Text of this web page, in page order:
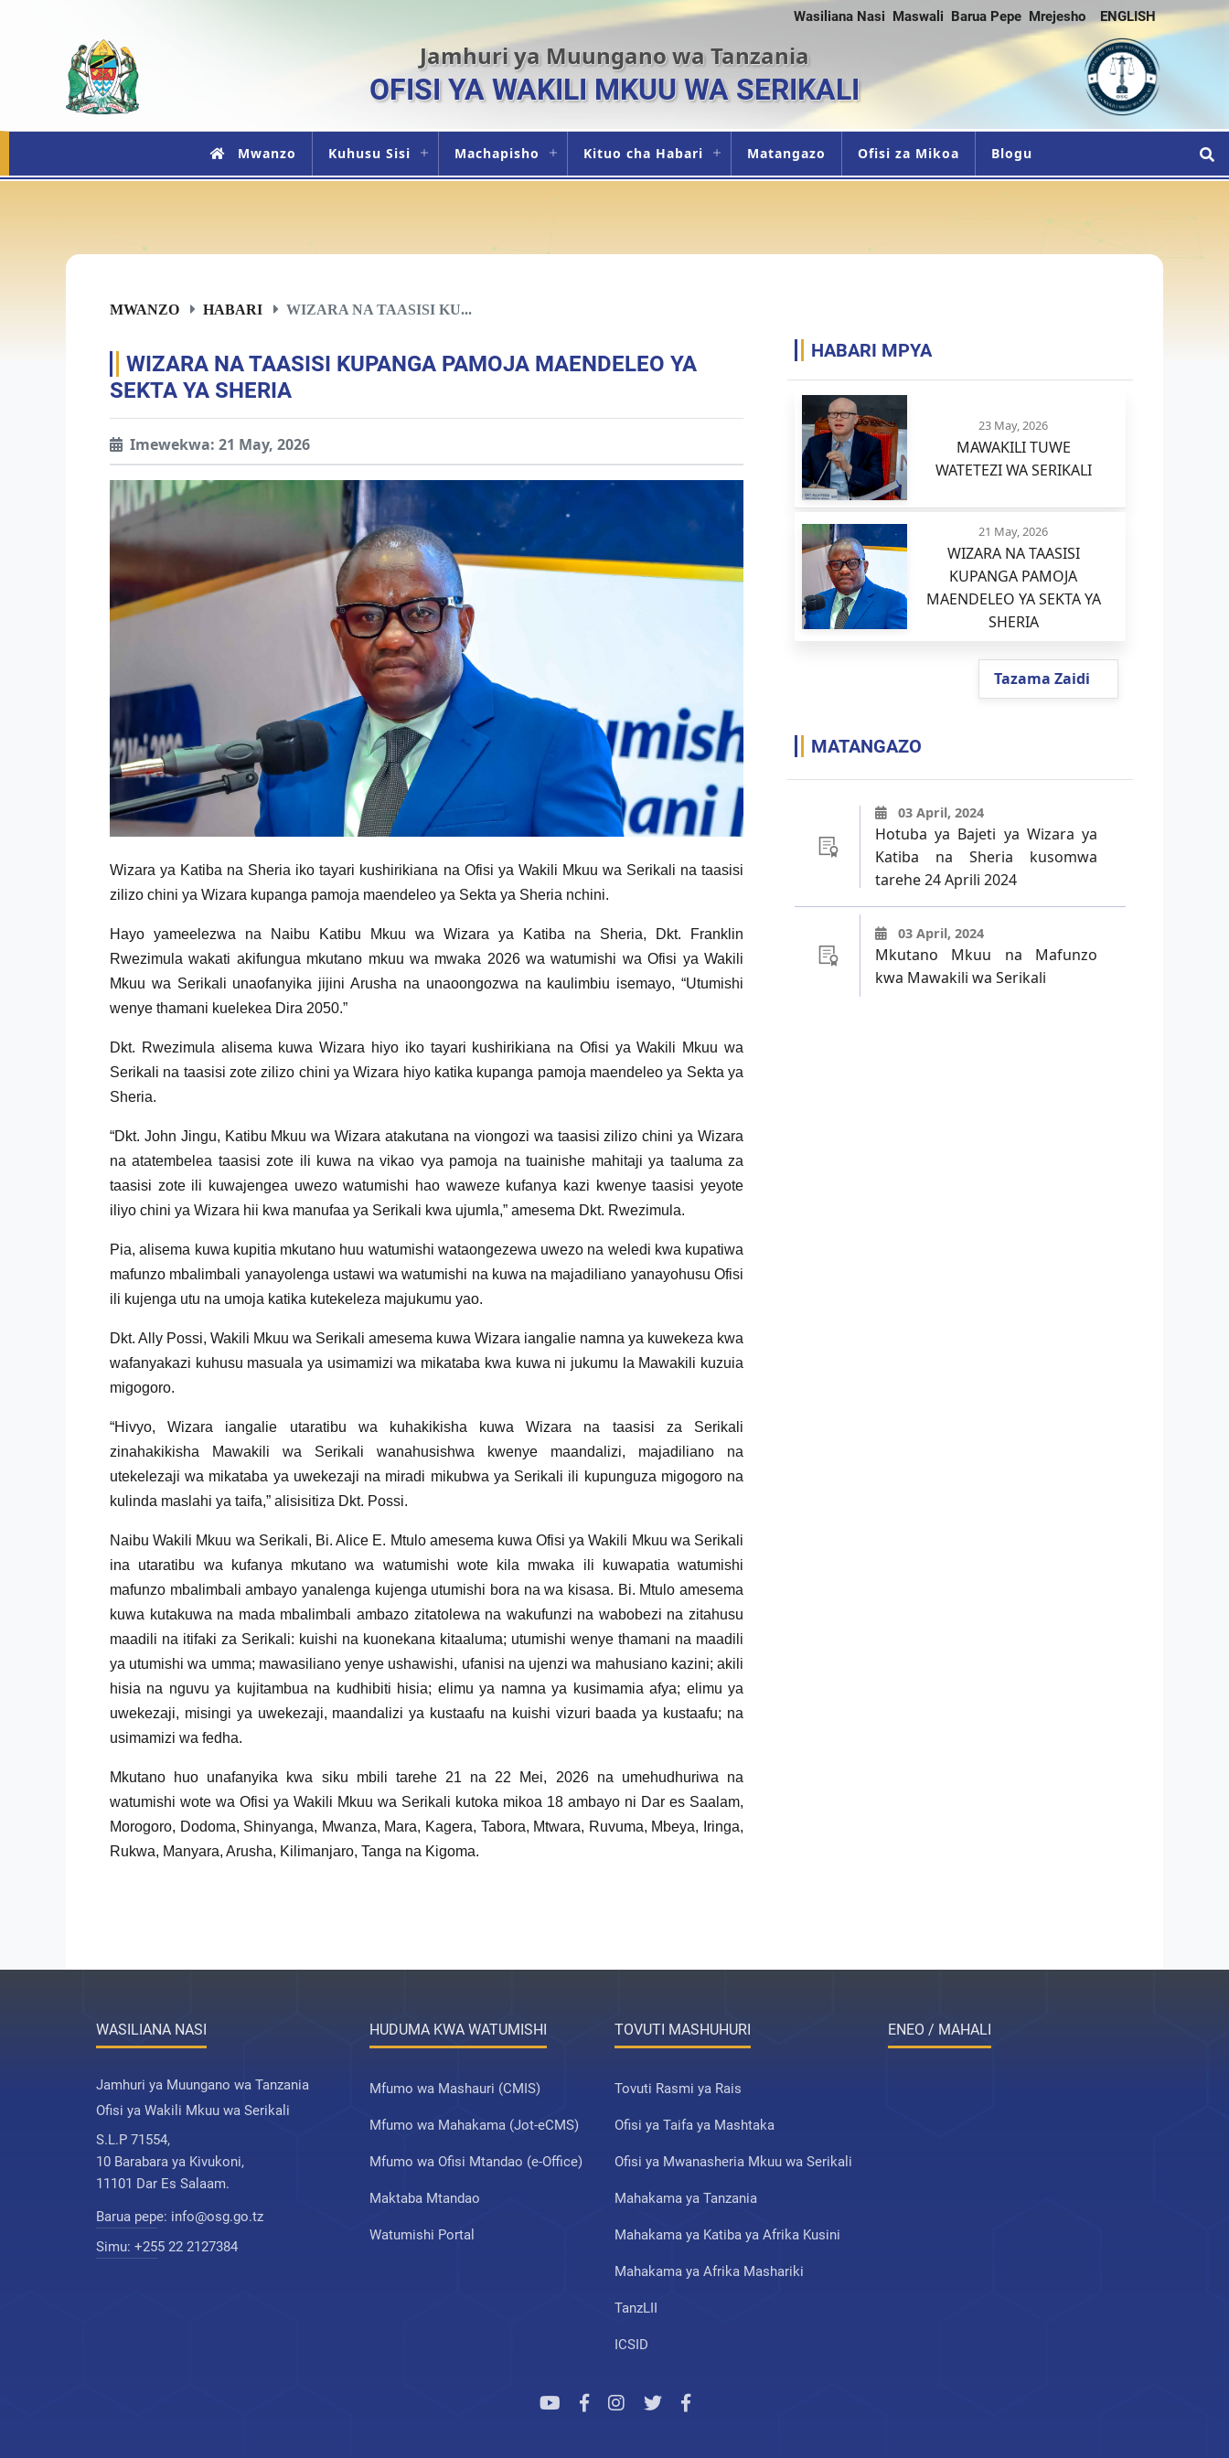
Wasiliana Nasi Maswali Barua Pepe Mrejesho ENGLISH
Jamhuri ya Muungano wa Tanzania
OFISI YA WAKILI MKUU WA SERIKALI
Mwanzo Kuhusu Sisi Machapisho Kituo cha Habari Matangazo Ofisi za Mikoa Blogu
MWANZO HABARI WIZARA NA TAASISI KU...
WIZARA NA TAASISI KUPANGA PAMOJA MAENDELEO YA
SEKTA YA SHERIA
Imewekwa: 21 May, 2026
Wizara ya Katiba na Sheria iko tayari kushirikiana na Ofisi ya Wakili Mkuu wa Serikali na taasisi
zilizo chini ya Wizara kupanga pamoja maendeleo ya Sekta ya Sheria nchini.
Hayo yameelezwa na Naibu Katibu Mkuu wa Wizara ya Katiba na Sheria, Dkt. Franklin
Rwezimula wakati akifungua mkutano mkuu wa mwaka 2026 wa watumishi wa Ofisi ya Wakili
Mkuu wa Serikali unaofanyika jijini Arusha na unaoongozwa na kaulimbiu isemayo, “Utumishi
wenye thamani kuelekea Dira 2050.”
Dkt. Rwezimula alisema kuwa Wizara hiyo iko tayari kushirikiana na Ofisi ya Wakili Mkuu wa
Serikali na taasisi zote zilizo chini ya Wizara hiyo katika kupanga pamoja maendeleo ya Sekta ya
Sheria.
“Dkt. John Jingu, Katibu Mkuu wa Wizara atakutana na viongozi wa taasisi zilizo chini ya Wizara
na atatembelea taasisi zote ili kuwa na vikao vya pamoja na tuainishe mahitaji ya taaluma za
taasisi zote ili kuwajengea uwezo watumishi hao waweze kufanya kazi kwenye taasisi yeyote
iliyo chini ya Wizara hii kwa manufaa ya Serikali kwa ujumla,” amesema Dkt. Rwezimula.
Pia, alisema kuwa kupitia mkutano huu watumishi wataongezewa uwezo na weledi kwa kupatiwa
mafunzo mbalimbali yanayolenga ustawi wa watumishi na kuwa na majadiliano yanayohusu Ofisi
ili kujenga utu na umoja katika kutekeleza majukumu yao.
Dkt. Ally Possi, Wakili Mkuu wa Serikali amesema kuwa Wizara iangalie namna ya kuwekeza kwa
wafanyakazi kuhusu masuala ya usimamizi wa mikataba kwa kuwa ni jukumu la Mawakili kuzuia
migogoro.
“Hivyo, Wizara iangalie utaratibu wa kuhakikisha kuwa Wizara na taasisi za Serikali
zinahakikisha Mawakili wa Serikali wanahusishwa kwenye maandalizi, majadiliano na
utekelezaji wa mikataba ya uwekezaji na miradi mikubwa ya Serikali ili kupunguza migogoro na
kulinda maslahi ya taifa,” alisisitiza Dkt. Possi.
Naibu Wakili Mkuu wa Serikali, Bi. Alice E. Mtulo amesema kuwa Ofisi ya Wakili Mkuu wa Serikali
ina utaratibu wa kufanya mkutano wa watumishi wote kila mwaka ili kuwapatia watumishi
mafunzo mbalimbali ambayo yanalenga kujenga utumishi bora na wa kisasa. Bi. Mtulo amesema
kuwa kutakuwa na mada mbalimbali ambazo zitatolewa na wakufunzi na wabobezi na zitahusu
maadili na itifaki za Serikali: kuishi na kuonekana kitaaluma; utumishi wenye thamani na maadili
ya utumishi wa umma; mawasiliano yenye ushawishi, ufanisi na ujenzi wa mahusiano kazini; akili
hisia na nguvu ya kujitambua na kudhibiti hisia; elimu ya namna ya kusimamia afya; elimu ya
uwekezaji, misingi ya uwekezaji, maandalizi ya kustaafu na kuishi vizuri baada ya kustaafu; na
usimamizi wa fedha.
Mkutano huo unafanyika kwa siku mbili tarehe 21 na 22 Mei, 2026 na umehudhuriwa na
watumishi wote wa Ofisi ya Wakili Mkuu wa Serikali kutoka mikoa 18 ambayo ni Dar es Saalam,
Morogoro, Dodoma, Shinyanga, Mwanza, Mara, Kagera, Tabora, Mtwara, Ruvuma, Mbeya, Iringa,
Rukwa, Manyara, Arusha, Kilimanjaro, Tanga na Kigoma.
HABARI MPYA
23 May, 2026
MAWAKILI TUWE
WATETEZI WA SERIKALI
21 May, 2026
WIZARA NA TAASISI
KUPANGA PAMOJA
MAENDELEO YA SEKTA YA
SHERIA
Tazama Zaidi
MATANGAZO
03 April, 2024
Hotuba ya Bajeti ya Wizara ya
Katiba na Sheria kusomwa
tarehe 24 Aprili 2024
03 April, 2024
Mkutano Mkuu na Mafunzo
kwa Mawakili wa Serikali
WASILIANA NASI
Jamhuri ya Muungano wa Tanzania
Ofisi ya Wakili Mkuu wa Serikali
S.L.P 71554,
10 Barabara ya Kivukoni,
11101 Dar Es Salaam.
Barua pepe: info@osg.go.tz
Simu: +255 22 2127384
HUDUMA KWA WATUMISHI
Mfumo wa Mashauri (CMIS)
Mfumo wa Mahakama (Jot-eCMS)
Mfumo wa Ofisi Mtandao (e-Office)
Maktaba Mtandao
Watumishi Portal
TOVUTI MASHUHURI
Tovuti Rasmi ya Rais
Ofisi ya Taifa ya Mashtaka
Ofisi ya Mwanasheria Mkuu wa Serikali
Mahakama ya Tanzania
Mahakama ya Katiba ya Afrika Kusini
Mahakama ya Afrika Mashariki
TanzLII
ICSID
ENEO / MAHALI